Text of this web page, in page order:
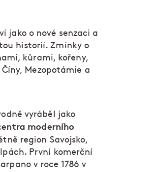
jako o nové senzaci a
historií. Zmínky o
kůrami, kořeny,
Mezopotámie a
vyráběl jako
moderního
region Savojsko,
První komerční
v roce 1786 v